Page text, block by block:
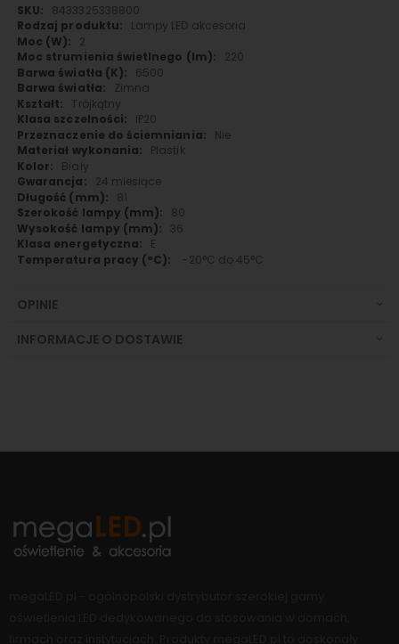
Więcej
informacji
8433325338800
Lampy LED akcesoria
2
220
6500
Zimna
Trójkątny
IP20
Nie
Plastik
Biały
24 miesiące
81
80
36
E
-20°C do 45°C
OPINIE
INFORMACJE O DOSTAWIE